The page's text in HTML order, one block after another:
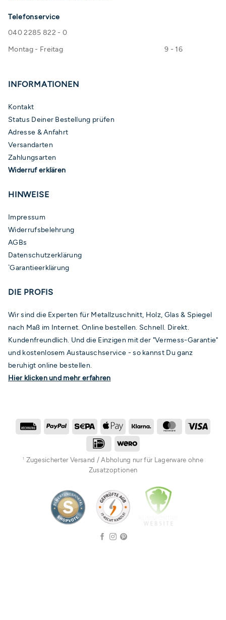
Telefonservice
040 2285 822 - 0
Montag - Freitag
9 - 16
INFORMATIONEN
Kontakt
Status Deiner Bestellung prüfen
Adresse & Anfahrt
Versandarten
Zahlungsarten
Widerruf erklären
HINWEISE
Impressum
Widerrufsbelehrung
AGBs
Datenschutzerklärung
*Garantieerklärung
DIE PROFIS
Wir sind die Experten für Metallzuschnitt, Holz, Glas & Spiegel
nach Maß im Internet. Online bestellen. Schnell. Direkt.
Kundenfreundlich. Und die Einzigen mit der "Vermess-Garantie"
und kostenlosem Austauschservice - so kannst Du ganz
beruhigt online bestellen.
Hier klicken und mehr erfahren
RechungPayPal Sepa
Apple
Pay
Klarna MasterCard
IDeal
Wero
1
Zugesicherter Versand / Abholung nur für Lagerware ohne
Zusatzoptionen